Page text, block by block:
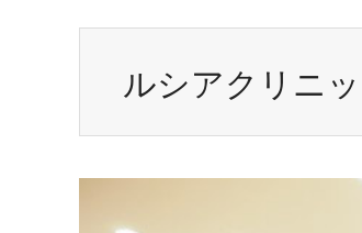
ルシアクリニ